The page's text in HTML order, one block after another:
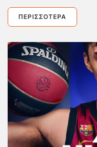
ΠΕΡΙΣΣΌΤΕΡΑ